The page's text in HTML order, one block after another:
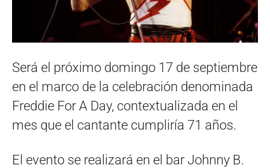
Será el próximo domingo 17 de septiembre
en el marco de la celebración denominada
Freddie For A Day, contextualizada en el
mes que el cantante cumpliría 71 años.
El evento se realizará en el bar Johnny B.